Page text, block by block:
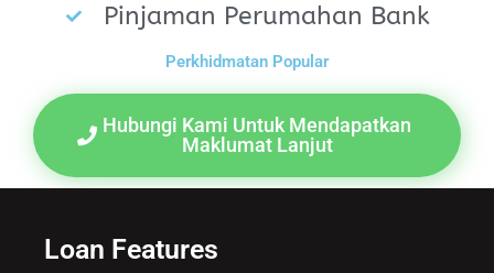
Pinjaman Perumahan Bank
Perkhidmatan Popular
Hubungi Kami Untuk Mendapatkan
Maklumat Lanjut
Loan Features